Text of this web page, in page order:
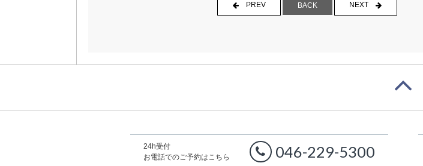
PREV BACK NEXT
24h受付
お電話でのご予約はこちら
046-229-5300